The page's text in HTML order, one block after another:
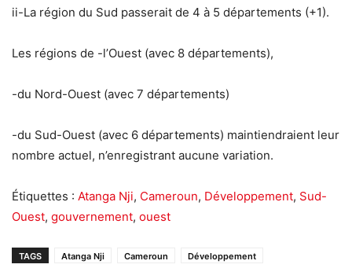
ii-La région du Sud passerait de 4 à 5 départements (+1).
Les régions de -l’Ouest (avec 8 départements),
-du Nord-Ouest (avec 7 départements)
-du Sud-Ouest (avec 6 départements) maintiendraient leur
nombre actuel, n’enregistrant aucune variation.
Étiquettes : Atanga Nji, Cameroun, Développement, Sud-
Ouest, gouvernement, ouest
TAGS Atanga Nji Cameroun
Développement